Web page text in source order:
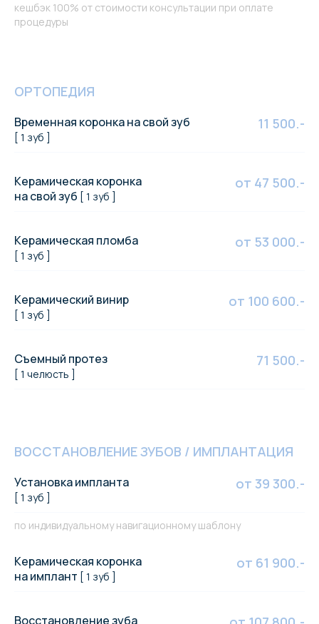
кешбэк 100% от стоимости консультации при оплате
процедуры
ОРТОПЕДИЯ
Временная коронка на свой зуб
[ 1 зуб ]
11 500.-
Керамическая коронка
на свой зуб [ 1 зуб ]
от 47 500.-
Керамическая пломба
[ 1 зуб ]
от 53 000.-
Керамический винир
[ 1 зуб ]
от 100 600.-
Съемный протез
[ 1 челюсть ]
71 500.-
ВОССТАНОВЛЕНИЕ ЗУБОВ / ИМПЛАНТАЦИЯ
Установка импланта
[ 1 зуб ]
от 39 300.-
по индивидуальному навигационному шаблону
Керамическая коронка
на имплант [ 1 зуб ]
от 61 900.-
Восстановление зуба